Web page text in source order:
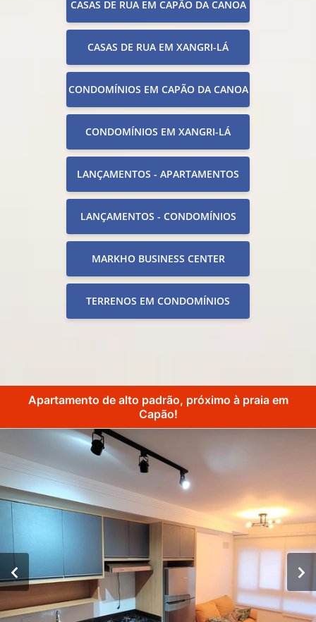
CASAS DE RUA EM CAPÃO DA CANOA
CASAS DE RUA EM XANGRI-LÁ
CONDOMÍNIOS EM CAPÃO DA CANOA
CONDOMÍNIOS EM XANGRI-LÁ
LANÇAMENTOS - APARTAMENTOS
LANÇAMENTOS - CONDOMÍNIOS
MARKHO BUSINESS CENTER
TERRENOS EM CONDOMÍNIOS
Apartamento de alto padrão, próximo à praia em
Capão!